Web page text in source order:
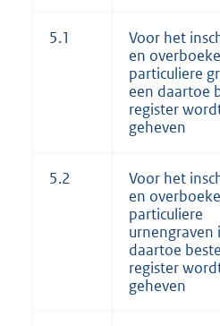
5.1
Voor het
en
particuliere
een daartoe
register
geheven
5.2
Voor het
en
particuliere
urnengraven
daartoe
register
geheven